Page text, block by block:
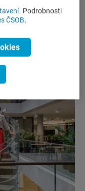
. Podrobnosti
ČSOB.